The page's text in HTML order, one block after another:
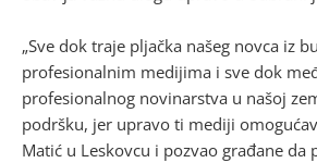
„Sve dok traje pljačka našeg novca iz
profesionalnim medijima i sve dok
profesionalnog novinarstva u našoj
podršku, jer upravo ti mediji
Matić u Leskovcu i pozvao građane da